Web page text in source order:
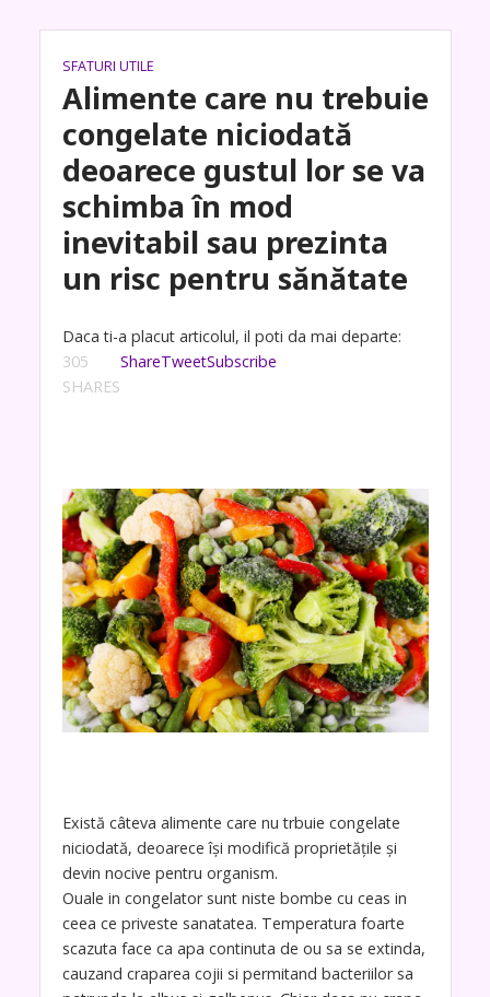
SFATURI UTILE
Alimente care nu trebuie
congelate niciodată
deoarece gustul lor se va
schimba în mod
inevitabil sau prezinta
un risc pentru sănătate
Daca ti-a placut articolul, il poti da mai departe:
305
SHARES
ShareTweetSubscribe
Există câteva alimente care nu trbuie congelate
niciodată, deoarece îşi modifică proprietăţile şi
devin nocive pentru organism.
Ouale in congelator sunt niste bombe cu ceas in
ceea ce priveste sanatatea. Temperatura foarte
scazuta face ca apa continuta de ou sa se extinda,
cauzand craparea cojii si permitand bacteriilor sa